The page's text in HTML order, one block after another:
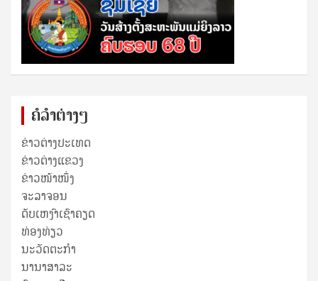
ຄໍລຳຕ່າງໆ
ຂ່າວຕ່າງປະເທດ
ຂ່າວ​ຕ່າງ​ແຂວງ
ຂ່າວໜ້າໜຶ່ງ
ຈະລາຈອນ
ດັບເຫງົາເຊົາຄຽດ
ທ່ອງທ່ຽວ
ນະວັດຕະກໍາ
ນານາສາລະ